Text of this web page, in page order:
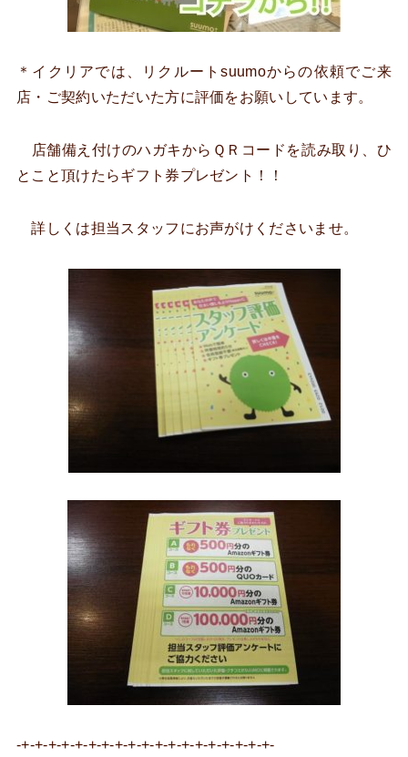
＊イクリアでは、リクルートsuumoからの依頼でご来
店・ご契約いただいた方に評価をお願いしています。
店舗備え付けのハガキからＱＲコードを読み取り、ひ
とこと頂けたらギフト券プレゼント！！
詳しくは担当スタッフにお声がけくださいませ。
-+-+-+-+-+-+-+-+-+-+-+-+-+-+-+-+-+-+-+-